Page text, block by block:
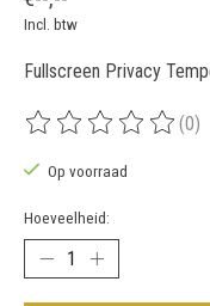
Incl. btw
Fullscreen Privacy
De beoordeling van dit(0)
Op voorraad
Hoeveelheid: